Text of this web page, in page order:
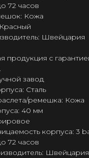
72 часов
Кожа
Швейцария
продукция с
завод
Сталь
ремешка: Кожа
40 мм
корпуса: 3
72 часов
Швейцария